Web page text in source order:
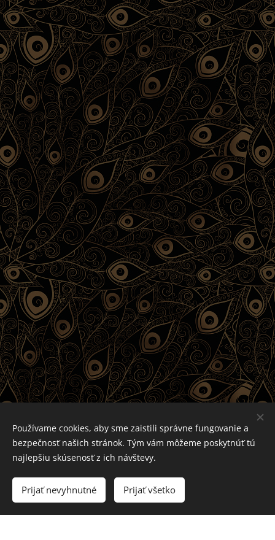
Rezervácie: +421455498529
©Penzión ANKA** by BP
Cookies
Používame cookies, aby sme zaistili správne fungovanie a
bezpečnosť našich stránok. Tým vám môžeme poskytnúť tú
najlepšiu skúsenosť z ich návštevy.
Prijať nevyhnutné Prijať všetko